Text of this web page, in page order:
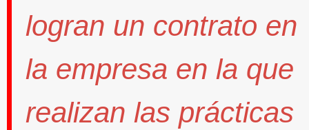
logran un contrato en
la empresa en la que
realizan las prácticas